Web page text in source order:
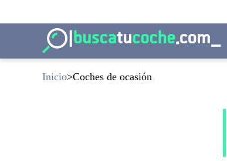
Inicio Coches de ocasión